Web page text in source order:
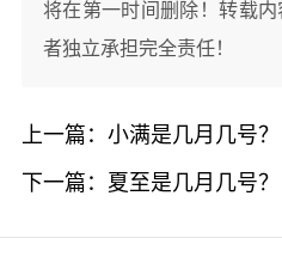
将在第一时间删除！转载
者独立承担完全责任！
上一篇： 小满是几月几号？
下一篇： 夏至是几月几号？